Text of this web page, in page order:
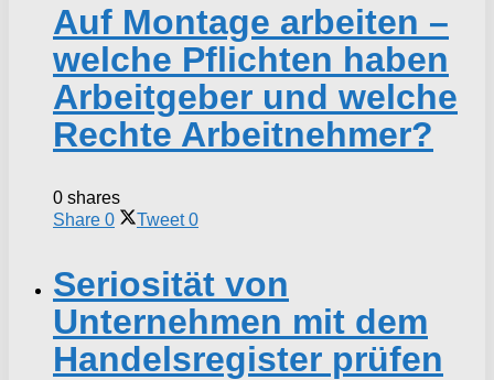
Auf Montage arbeiten –
welche Pflichten haben
Arbeitgeber und welche
Rechte Arbeitnehmer?
0 shares
Share 0 Tweet 0
Seriosität von
Unternehmen mit dem
Handelsregister prüfen